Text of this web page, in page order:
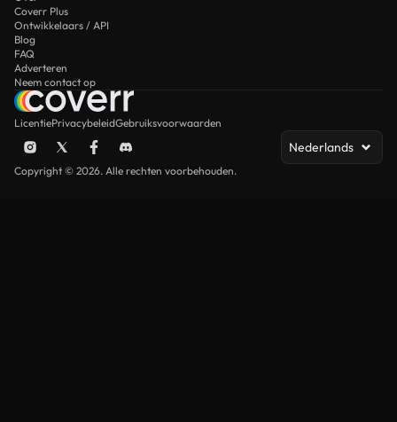
Coverr Plus
Ontwikkelaars / API
Blog
FAQ
Adverteren
Neem contact op
LicentiePrivacybeleidGebruiksvoorwaarden
Nederlands
Copyright © 2026. Alle rechten voorbehouden.